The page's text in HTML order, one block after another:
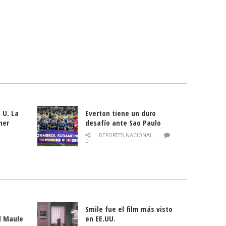
La
Everton tiene un duro
desafío ante Sao Paulo
DEPORTES, NACIONAL
0
Maule
Smile fue el film más visto
en EE.UU.